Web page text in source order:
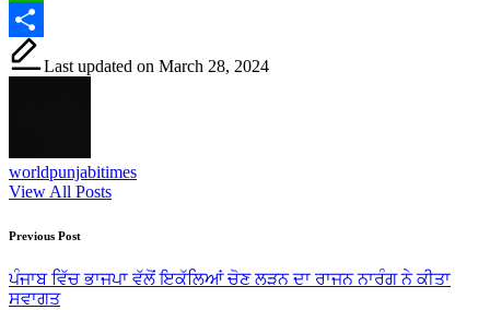
WhatsApp
Share
Last updated on March 28, 2024
worldpunjabitimes
View All Posts
Post
navigation
Previous Post
ਪੰਜਾਬ ਵਿੱਚ ਭਾਜਪਾ ਵੱਲੋਂ ਇਕੱਲਿਆਂ ਚੋਣ ਲੜਨ ਦਾ ਰਾਜਨ ਨਾਰੰਗ ਨੇ ਕੀਤਾ
ਸਵਾਗਤ